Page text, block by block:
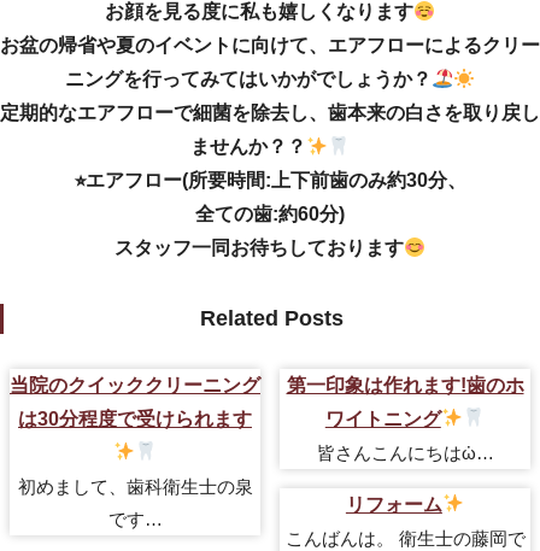
お顔を見る度に私も嬉しくなります
お盆の帰省や夏のイベントに向けて、エアフローによるクリー
ニングを行ってみてはいかがでしょうか？
定期的なエアフローで細菌を除去し、歯本来の白さを取り戻し
ませんか？？
⭐︎エアフロー(所要時間:上下前歯のみ約30分、
全ての歯:約60分)
スタッフ一同お待ちしております
Related Posts
当院のクイッククリーニング
は30分程度で受けられます
初めまして、歯科衛生士の泉
です…
第一印象は作れます!歯のホ
ワイトニング
皆さんこんにちはὠ…
リフォーム
こんばんは。 衛生士の藤岡で